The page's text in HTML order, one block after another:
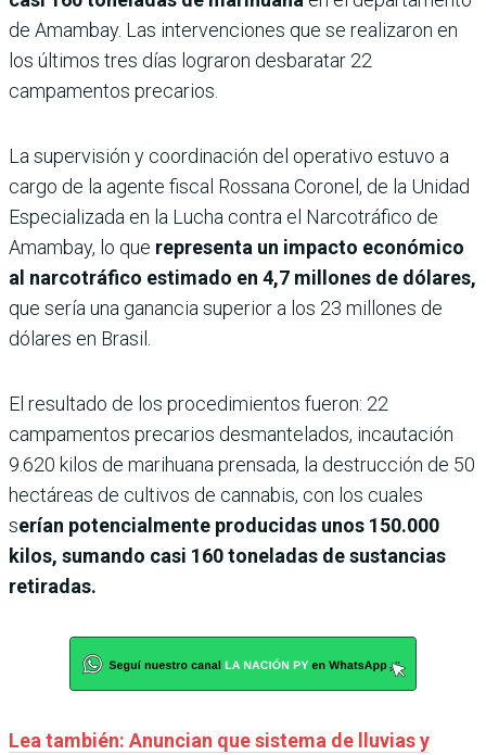
de Amambay. Las intervenciones que se realizaron en
los últimos tres días lograron desbaratar 22
campamentos precarios.
La supervisión y coordinación del operativo estuvo a
cargo de la agente fiscal Rossana Coronel, de la Unidad
Especializada en la Lucha contra el Narcotráfico de
Amambay, lo que representa un impacto económico
al narcotráfico estimado en 4,7 millones de dólares,
que sería una ganancia superior a los 23 millones de
dólares en Brasil.
El resultado de los procedimientos fueron: 22
campamentos precarios desmantelados, incautación
9.620 kilos de marihuana prensada, la destrucción de 50
hectáreas de cultivos de cannabis, con los cuales
serían potencialmente producidas unos 150.000
kilos, sumando casi 160 toneladas de sustancias
retiradas.
Lea también: Anuncian que sistema de lluvias y